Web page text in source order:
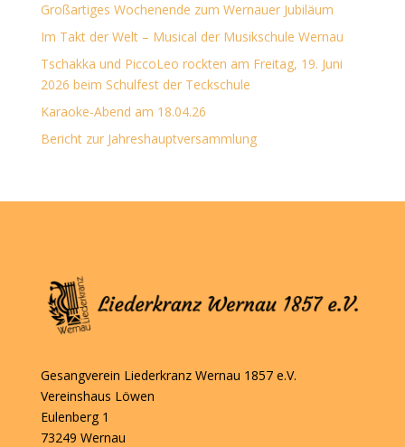
Großartiges Wochenende zum Wernauer Jubiläum
Im Takt der Welt – Musical der Musikschule Wernau
Tschakka und PiccoLeo rockten am Freitag, 19. Juni
2026 beim Schulfest der Teckschule
Karaoke-Abend am 18.04.26
Bericht zur Jahreshauptversammlung
Gesangverein Liederkranz Wernau 1857 e.V.
Vereinshaus Löwen
Eulenberg 1
73249 Wernau